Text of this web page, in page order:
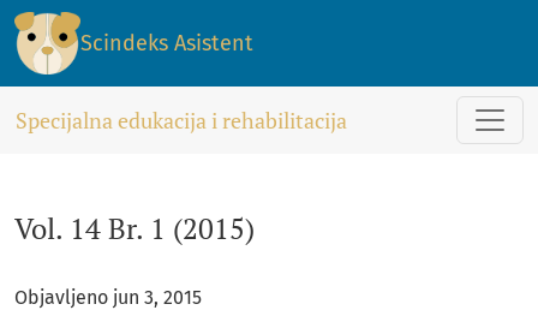
Vol. 14 Br. 1 (2015): Specijalna edukacija i rehabilitacija
Scindeks Asistent
Specijalna edukacija i rehabilitacija
Vol. 14 Br. 1 (2015)
Objavljeno jun 3, 2015